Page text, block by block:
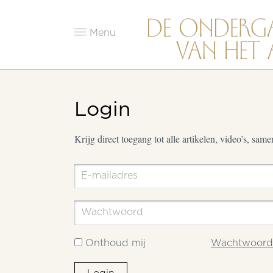
Menu
Login
Krijg direct toegang tot alle artikelen, video’s,
Onthoud mij